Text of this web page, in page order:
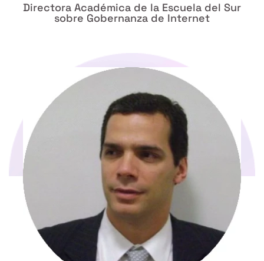
Directora Académica de la Escuela del Sur
sobre Gobernanza de Internet